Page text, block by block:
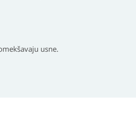
usne.